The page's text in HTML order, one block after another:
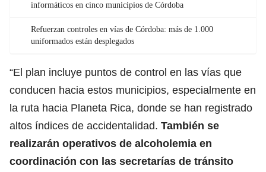
informáticos en cinco municipios de Córdoba
Refuerzan controles en vías de Córdoba: más de 1.000
uniformados están desplegados
“El plan incluye puntos de control en las vías que
conducen hacia estos municipios, especialmente en
la ruta hacia Planeta Rica, donde se han registrado
altos índices de accidentalidad. También se
realizarán operativos de alcoholemia en
coordinación con las secretarías de tránsito